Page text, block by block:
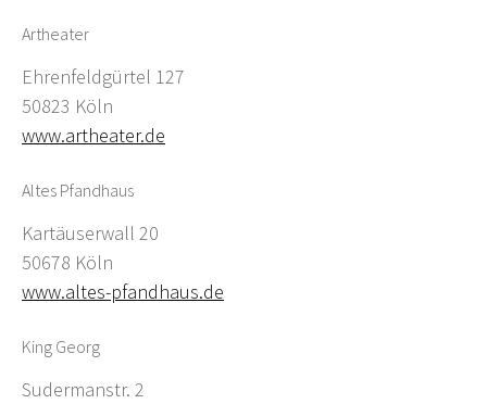
Artheater
Ehrenfeldgürtel 127
50823 Köln
www.artheater.de
Altes Pfandhaus
Kartäuserwall 20
50678 Köln
www.altes-pfandhaus.de
King Georg
Sudermanstr. 2